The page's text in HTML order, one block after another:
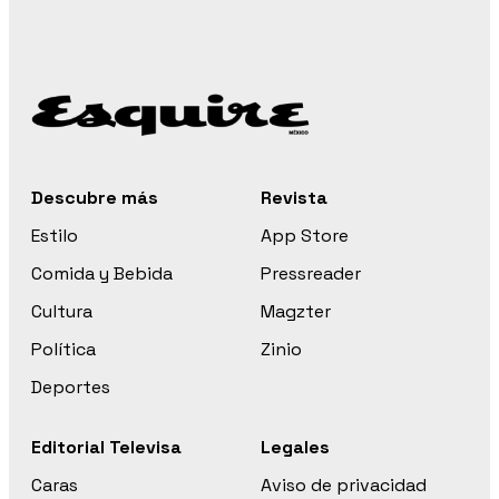
Descubre más
Estilo
Comida y Bebida
Cultura
Política
Deportes
Revista
App Store
Pressreader
Magzter
Zinio
Editorial Televisa
Caras
Legales
Aviso de privacidad